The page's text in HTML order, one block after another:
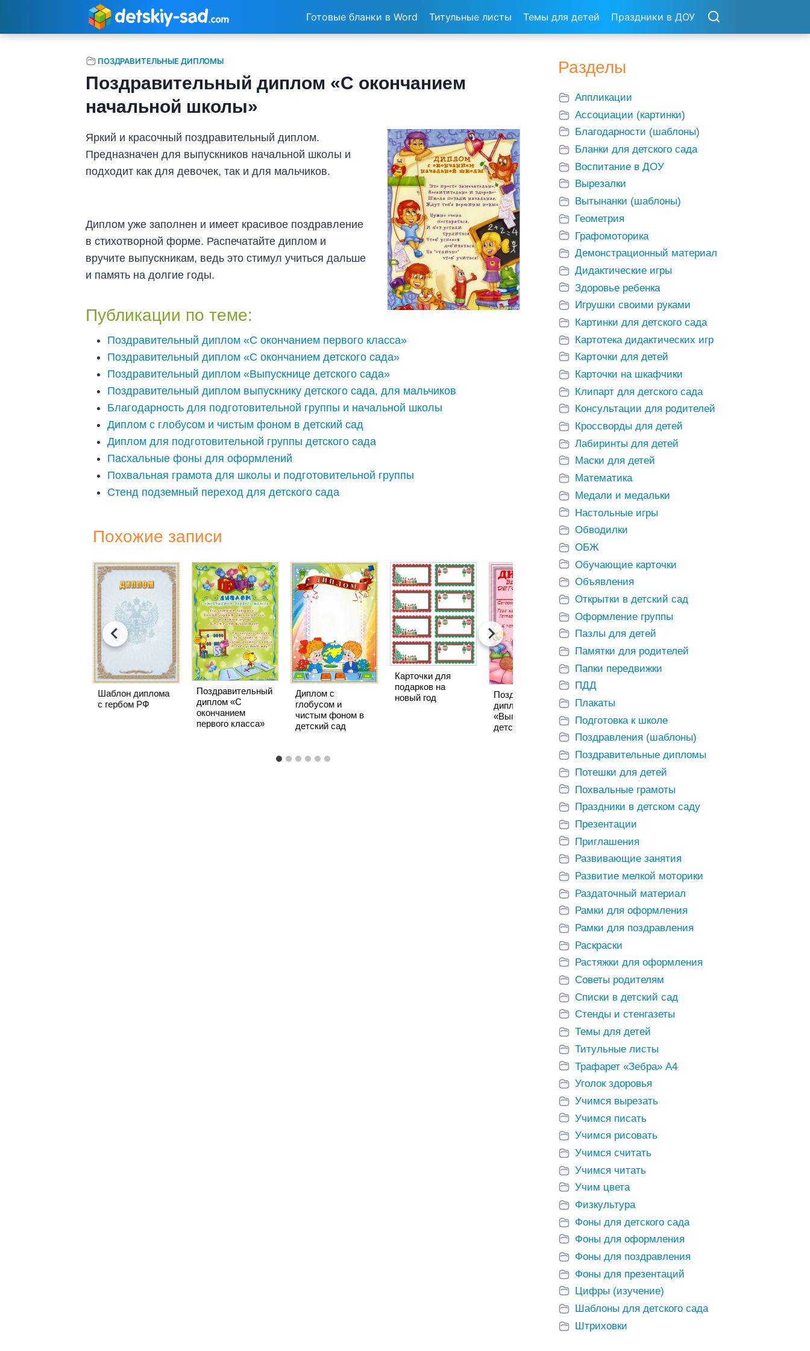
Готовые бланки в Word Титульные листы Темы для детей Праздники в ДОУ
ПОЗДРАВИТЕЛЬНЫЕ ДИПЛОМЫ
Поздравительный диплом «С окончанием
начальной школы»
Яркий и красочный поздравительный диплом.
Предназначен для выпускников начальной школы и
подходит как для девочек, так и для мальчиков.
Диплом уже заполнен и имеет красивое поздравление
в стихотворной форме. Распечатайте диплом и
вручите выпускникам, ведь это стимул учиться дальше
и память на долгие годы.
Публикации по теме:
Поздравительный диплом «С окончанием первого класса»
Поздравительный диплом «С окончанием детского сада»
Поздравительный диплом «Выпускнице детского сада»
Поздравительный диплом выпускнику детского сада, для мальчиков
Благодарность для подготовительной группы и начальной школы
Диплом с глобусом и чистым фоном в детский сад
Диплом для подготовительной группы детского сада
Пасхальные фоны для оформлений
Похвальная грамота для школы и подготовительной группы
Стенд подземный переход для детского сада
Похожие записи
Шаблон диплома
с гербом РФ
Поздравительный
диплом «С
окончанием
первого класса»
Диплом с
глобусом и
чистым фоном в
детский сад
Карточки для
подарков на
новый год
Поздравительный
диплом
«Выпускнице
детского сада»
Поздравительный
диплом «С
детского сада»
Разделы
Аппликации
Ассоциации (картинки)
Благодарности (шаблоны)
Бланки для детского сада
Воспитание в ДОУ
Вырезалки
Вытынанки (шаблоны)
Геометрия
Графомоторика
Демонстрационный материал
Дидактические игры
Здоровье ребенка
Игрушки своими руками
Картинки для детского сада
Картотека дидактических игр
Карточки для детей
Карточки на шкафчики
Клипарт для детского сада
Консультации для родителей
Кроссворды для детей
Лабиринты для детей
Маски для детей
Математика
Медали и медальки
Настольные игры
Обводилки
ОБЖ
Обучающие карточки
Объявления
Открытки в детский сад
Оформление группы
Пазлы для детей
Памятки для родителей
Папки передвижки
ПДД
Плакаты
Подготовка к школе
Поздравления (шаблоны)
Поздравительные дипломы
Потешки для детей
Похвальные грамоты
Праздники в детском саду
Презентации
Приглашения
Развивающие занятия
Развитие мелкой моторики
Раздаточный материал
Рамки для оформления
Рамки для поздравления
Раскраски
Растяжки для оформления
Советы родителям
Списки в детский сад
Стенды и стенгазеты
Темы для детей
Титульные листы
Трафарет «Зебра» А4
Уголок здоровья
Учимся вырезать
Учимся писать
Учимся рисовать
Учимся считать
Учимся читать
Учим цвета
Физкультура
Фоны для детского сада
Фоны для оформления
Фоны для поздравления
Фоны для презентаций
Цифры (изучение)
Шаблоны для детского сада
Штриховки